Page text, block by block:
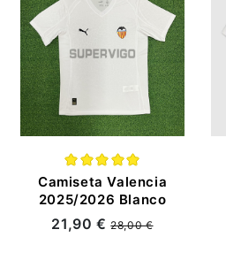
Camiseta Valencia
2025/2026 Blanco
21,90 €28,00 €